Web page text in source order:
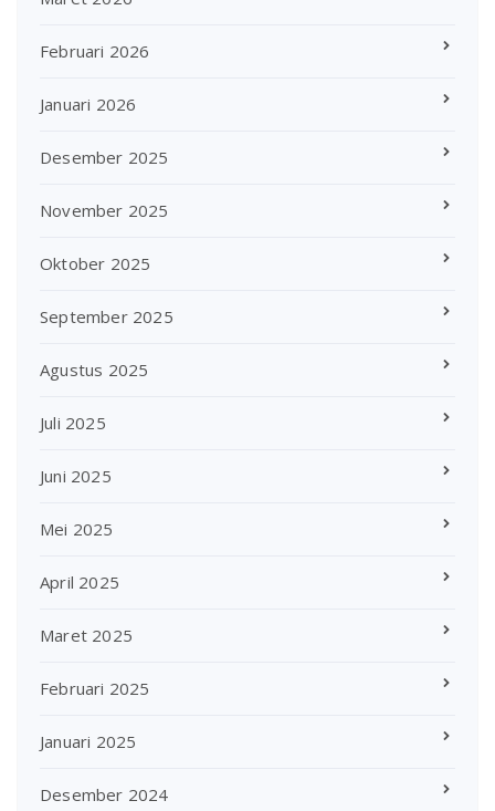
Februari 2026
Januari 2026
Desember 2025
November 2025
Oktober 2025
September 2025
Agustus 2025
Juli 2025
Juni 2025
Mei 2025
April 2025
Maret 2025
Februari 2025
Januari 2025
Desember 2024